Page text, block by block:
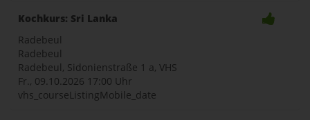
Kochkurs: Sri Lanka
Radebeul
Radebeul
Radebeul, Sidonienstraße 1 a, VHS
Fr., 09.10.2026 17:00 Uhr
vhs_courseListingMobile_date